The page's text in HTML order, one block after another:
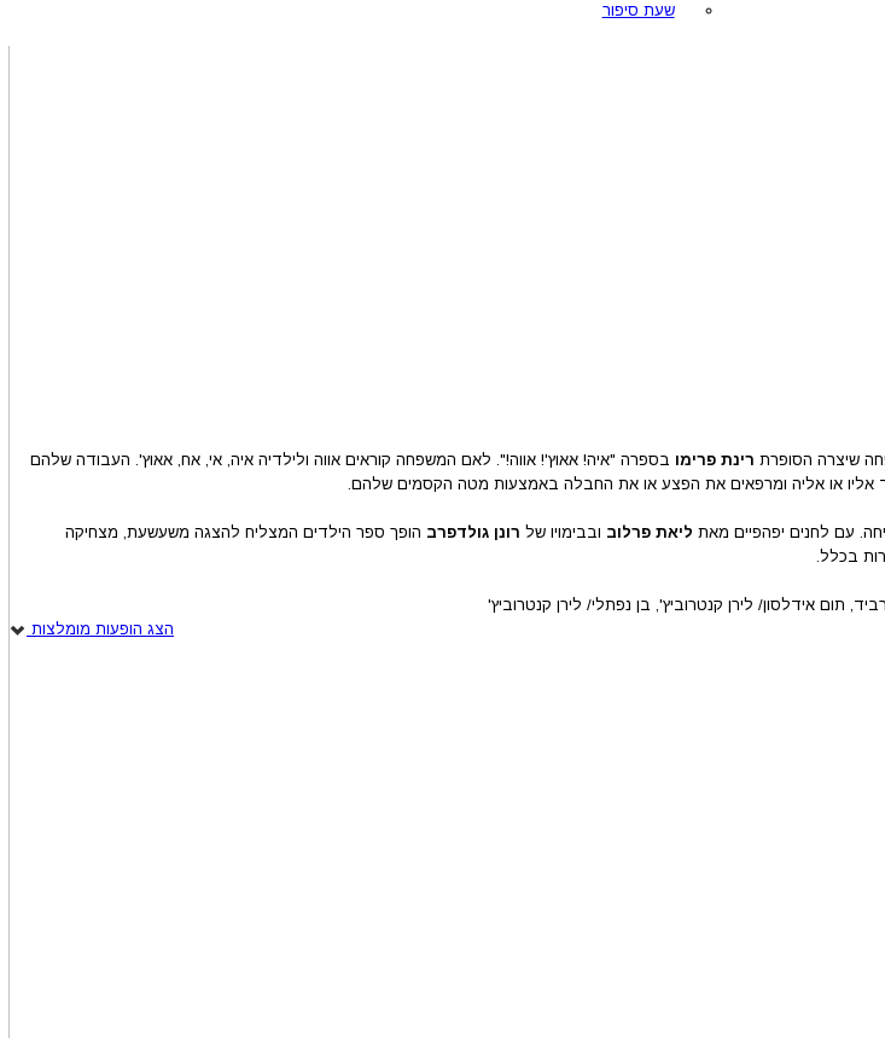
שעת סיפור
שיצרה הסופרת רינת פרימו בספרה "איה! אאוץ'! אווה!". לאם המשפחה קוראים אווה ולילדיה איה, אי, אח, אאוץ'. העבודה שלהם
אליו או אליה ומרפאים את הפצע או את החבלה באמצעות מטה הקסמים שלהם.
עם לחנים יפהפיים מאת ליאת פרלוב ובבימויו של רונן גולדפרב הופך ספר הילדים המצליח להצגה משעשעת, מצחיקה
תום אידלסון/ לירן קנטרוביץ', בן נפתלי/ לירן קנטרוביץ'
הצג הופעות מומלצות